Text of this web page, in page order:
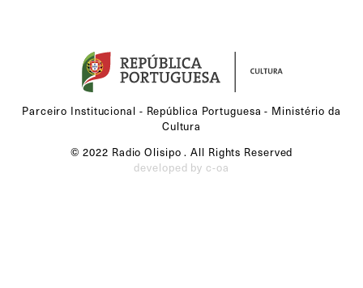
Parceiro Institucional - República Portuguesa - Ministério da
Cultura
© 2022 Radio Olisipo . All Rights Reserved
developed by c-oa